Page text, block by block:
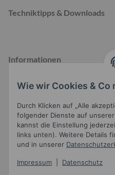
Techniktipps & Downloads
Informationen
Gesetzliche Informationen
Wie wir Cookies & Co
Durch Klicken auf „Alle
folgender Dienste auf
kannst die Einstellung
links unten). Weitere Details
und in unserer
Impressum Datenschutz